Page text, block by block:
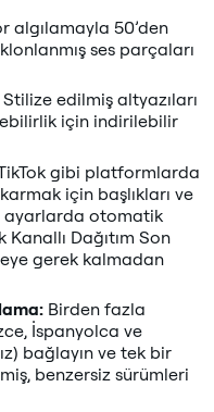
algılamayla 50’den
ses parçaları
Stilize edilmiş altyazıları
için indirilebilir
gibi platformlarda
için başlıkları ve
ayarlarda otomatik
Dağıtım Son
gerek kalmadan
Birden fazla
İspanyolca ve
bağlayın ve tek bir
benzersiz sürümleri